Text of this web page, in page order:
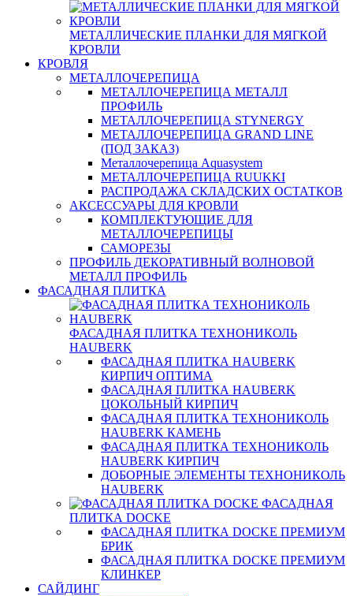
МЕТАЛЛИЧЕСКИЕ ПЛАНКИ ДЛЯ МЯГКОЙ
КРОВЛИ
КРОВЛЯ
МЕТАЛЛОЧЕРЕПИЦА
МЕТАЛЛОЧЕРЕПИЦА МЕТАЛЛ
ПРОФИЛЬ
МЕТАЛЛОЧЕРЕПИЦА STYNERGY
МЕТАЛЛОЧЕРЕПИЦА GRAND LINE
(ПОД ЗАКАЗ)
Металлочерепица Aquasystem
МЕТАЛЛОЧЕРЕПИЦА RUUKKI
РАСПРОДАЖА СКЛАДСКИХ ОСТАТКОВ
АКСЕССУАРЫ ДЛЯ КРОВЛИ
КОМПЛЕКТУЮЩИЕ ДЛЯ
МЕТАЛЛОЧЕРЕПИЦЫ
САМОРЕЗЫ
ПРОФИЛЬ ДЕКОРАТИВНЫЙ ВОЛНОВОЙ
МЕТАЛЛ ПРОФИЛЬ
ФАСАДНАЯ ПЛИТКА
ФАСАДНАЯ ПЛИТКА ТЕХНОНИКОЛЬ
HAUBERK
ФАСАДНАЯ ПЛИТКА HAUBERK
КИРПИЧ ОПТИМА
ФАСАДНАЯ ПЛИТКА HAUBERK
ЦОКОЛЬНЫЙ КИРПИЧ
ФАСАДНАЯ ПЛИТКА ТЕХНОНИКОЛЬ
HAUBERK КАМЕНЬ
ФАСАДНАЯ ПЛИТКА ТЕХНОНИКОЛЬ
HAUBERK КИРПИЧ
ДОБОРНЫЕ ЭЛЕМЕНТЫ ТЕХНОНИКОЛЬ
HAUBERK
ФАСАДНАЯ
ПЛИТКА DOCKE
ФАСАДНАЯ ПЛИТКА DOCKE ПРЕМИУМ
БРИК
ФАСАДНАЯ ПЛИТКА DOCKE ПРЕМИУМ
КЛИНКЕР
САЙДИНГ